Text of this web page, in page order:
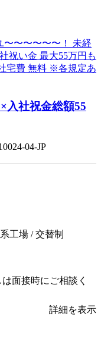
入社祝金総額55
04-JP
工場 / 交替制
面接時にご相談く
詳細を表示